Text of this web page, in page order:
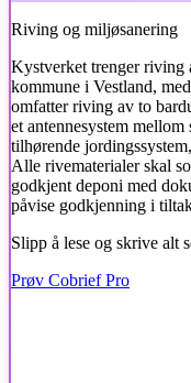
Riving og miljøsanering
Kystverket trenger riving
kommune i Vestland,
omfatter riving av to
et antennesystem
tilhørende
Alle rivematerialer skal
godkjent deponi med
påvise godkjenning i
Slipp å lese og skrive alt
Prøv Cobrief Pro